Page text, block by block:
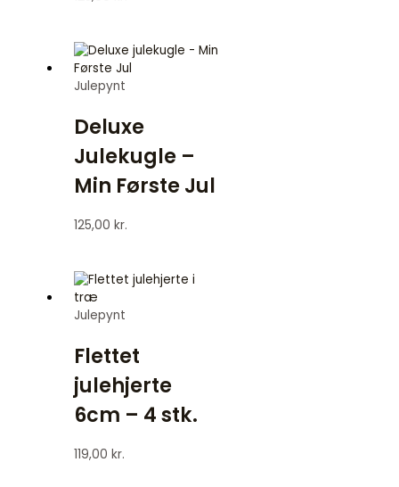
Julepynt
Deluxe
Julekugle –
Min Første Jul
125,00 kr.
Julepynt
Flettet
julehjerte
6cm – 4 stk.
119,00 kr.